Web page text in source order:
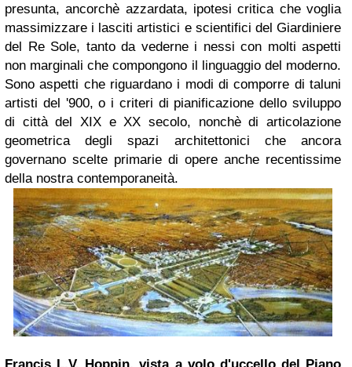
presunta, ancorchè azzardata, ipotesi critica che voglia
massimizzare i lasciti artistici e scientifici del Giardiniere
del Re Sole, tanto da vederne i nessi con molti aspetti
non marginali che compongono il linguaggio del moderno.
Sono aspetti che riguardano i modi di comporre di taluni
artisti del '900, o i criteri di pianificazione dello sviluppo
di città del XIX e XX secolo, nonchè di articolazione
geometrica degli spazi architettonici che ancora
governano scelte primarie di opere anche recentissime
della nostra contemporaneità.